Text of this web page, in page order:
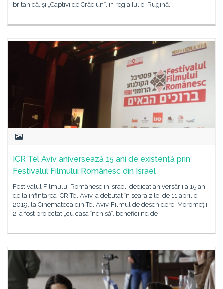
britanică, și „Captivi de Crăciun”, în regia Iuliei Rugină.
ICR Tel Aviv aniversează 15 ani de existență prin
Festivalul Filmului Românesc din Israel
Festivalul Filmului Românesc în Israel, dedicat aniversării a 15 ani
de la înfințarea ICR Tel Aviv, a debutat în seara zilei de 11 aprilie
2019, la Cinemateca din Tel Aviv. Filmul de deschidere, Moromeții
2, a fost proiectat „cu casa închisă”, beneficiind de